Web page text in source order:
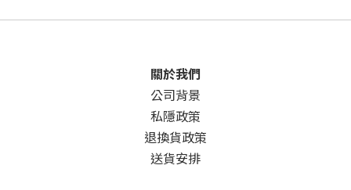
關於我們
公司背景
私隱政策
退換貨政策
送貨安排